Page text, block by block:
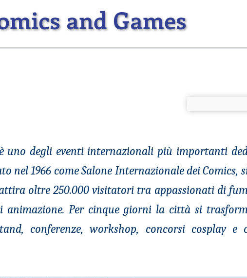
and Games
uno degli eventi internazionali più importanti
nel 1966 come Salone Internazionale dei Comics,
oltre 250.000 visitatori tra appassionati di
animazione. Per cinque giorni la città si
conferenze, workshop, concorsi cosplay